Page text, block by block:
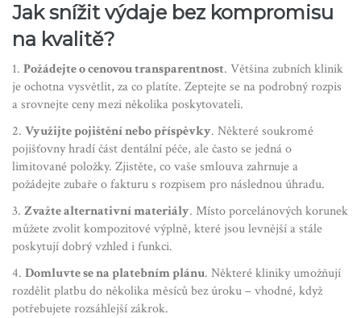
Jak snížit výdaje bez kompromisu
na kvalitě?
1. Požádejte o cenovou transparentnost. Většina zubních klinik
je ochotna vysvětlit, za co platíte. Zeptejte se na podrobný rozpis
a srovnejte ceny mezi několika poskytovateli.
2. Využijte pojištění nebo příspěvky. Některé soukromé
pojišťovny hradí část dentální péče, ale často se jedná o
limitované položky. Zjistěte, co vaše smlouva zahrnuje a
požádejte zubaře o fakturu s rozpisem pro následnou úhradu.
3. Zvažte alternativní materiály. Místo porcelánových korunek
můžete zvolit kompozitové výplně, které jsou levnější a stále
poskytují dobrý vzhled i funkci.
4. Domluvte se na platebním plánu. Některé kliniky umožňují
rozdělit platbu do několika měsíců bez úroku – vhodné, když
potřebujete rozsáhlejší zákrok.